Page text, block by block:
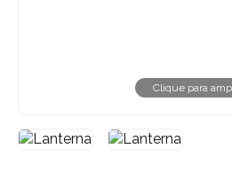
Clique para